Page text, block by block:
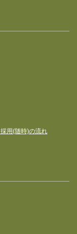
用(随時)の流れ